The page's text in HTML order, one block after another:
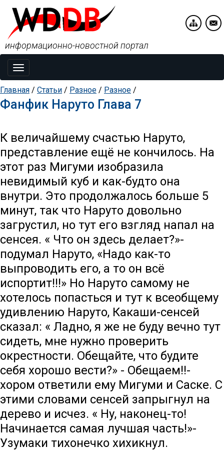
Toggle
navigation
информационно-новостной портал
Главная / Статьи / Разное / Разное /
Фанфик Наруто Глава 7
К величайшему счастью Наруто,
представление ещё не кончилось. На
этот раз Мигуми изобразила
невидимый куб и как-будто она
внутри. Это продолжалось больше 5
минут, так что Наруто довольно
загрустил, но тут его взгляд напал на
сенсея. « Что он здесь делает?»-
подумал Наруто, «Надо как-то
выпроводить его, а то он всё
испортит!!!» Но Наруто самому не
хотелось попасться и тут к всеобщему
удивлению Наруто, Какаши-сенсей
сказал: « Ладно, я же не буду вечно тут
сидеть, мне нужно проверить
окрестности. Обещайте, что будите
себя хорошо вести?» - Обещаем!!-
хором ответили ему Мигуми и Саске. С
этими словами сенсей запрыгнул на
дерево и исчез. « Ну, наконец-то!
Начинается самая лучшая часть!»-
Узумаки тихонечко хихикнул.